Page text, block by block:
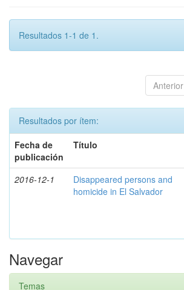
Resultados 1-1 de 1.
Anterior
Resultados por ítem:
Fecha de
publicación
Título
2016-12-1
Disappeared persons and
homicide in El Salvador
Navegar
Temas